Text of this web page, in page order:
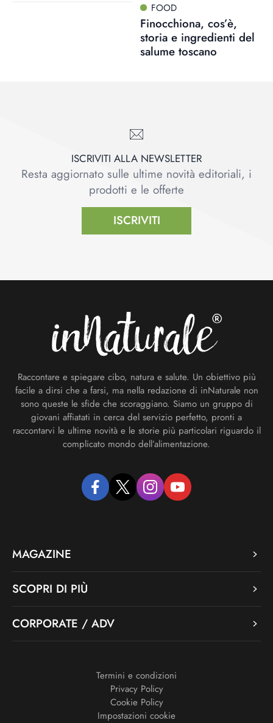
FOOD
Finocchiona, cos’è,
storia e ingredienti del
salume toscano
ISCRIVITI ALLA NEWSLETTER
Resta aggiornato sulle ultime novità editoriali, i
prodotti e le offerte
ISCRIVITI
Raccontare e spiegare cibo, natura e salute. Un obiettivo più
facile a dirsi che a farsi, ma nella redazione di inNaturale non
sono queste le sfide che scoraggiano. Siamo un gruppo di
giovani affiatati in cerca del servizio perfetto, pronti a
raccontarvi le ultime novità e le storie più particolari riguardo il
complicato mondo dell’alimentazione.
facebooktwitter instagramyoutube
MAGAZINE
SCOPRI DI PIÙ
CORPORATE / ADV
Termini e condizioni
Privacy Policy
Cookie Policy
Impostazioni cookie